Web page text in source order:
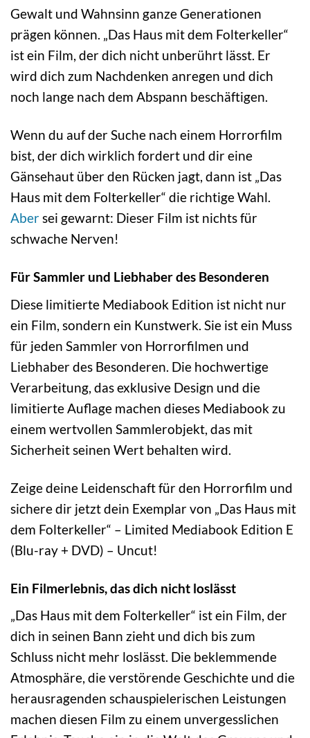
Gewalt und Wahnsinn ganze Generationen
prägen können. „Das Haus mit dem Folterkeller“
ist ein Film, der dich nicht unberührt lässt. Er
wird dich zum Nachdenken anregen und dich
noch lange nach dem Abspann beschäftigen.
Wenn du auf der Suche nach einem Horrorfilm
bist, der dich wirklich fordert und dir eine
Gänsehaut über den Rücken jagt, dann ist „Das
Haus mit dem Folterkeller“ die richtige Wahl.
Abersei gewarnt: Dieser Film ist nichts für
schwache Nerven!
Für Sammler und Liebhaber des Besonderen
Diese limitierte Mediabook Edition ist nicht nur
ein Film, sondern ein Kunstwerk. Sie ist ein Muss
für jeden Sammler von Horrorfilmen und
Liebhaber des Besonderen. Die hochwertige
Verarbeitung, das exklusive Design und die
limitierte Auflage machen dieses Mediabook zu
einem wertvollen Sammlerobjekt, das mit
Sicherheit seinen Wert behalten wird.
Zeige deine Leidenschaft für den Horrorfilm und
sichere dir jetzt dein Exemplar von „Das Haus mit
dem Folterkeller“ – Limited Mediabook Edition E
(Blu-ray + DVD) – Uncut!
Ein Filmerlebnis, das dich nicht loslässt
„Das Haus mit dem Folterkeller“ ist ein Film, der
dich in seinen Bann zieht und dich bis zum
Schluss nicht mehr loslässt. Die beklemmende
Atmosphäre, die verstörende Geschichte und die
herausragenden schauspielerischen Leistungen
machen diesen Film zu einem unvergesslichen